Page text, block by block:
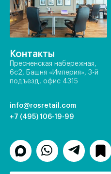
Контакты
Пресненская набережная,
6с2, Башня «Империя», 3-й
подъезд, офис 4315
info@rosretail.com
+7 (495) 106-19-99